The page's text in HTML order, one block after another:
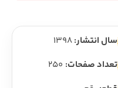
سال انتشار: 1398
تعداد صفحات: 250